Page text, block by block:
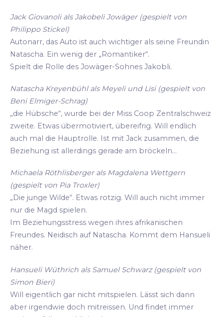
Jack Giovanoli als Jakobeli Jowäger (gespielt von
Philippo Stickel)
Autonarr, das Auto ist auch wichtiger als seine Freundin
Natascha. Ein wenig der „Romantiker“.
Spielt die Rolle des Jowäger-Sohnes Jakobli.
Natascha Kreyenbühl als Meyeli und Lisi (gespielt von
Beni Elmiger-Schrag)
„die Hübsche“, wurde bei der Miss Coop Zentralschweiz
zweite. Etwas übermotiviert, übereifrig. Will endlich
auch mal die Hauptrolle. Ist mit Jack zusammen, die
Beziehung ist allerdings gerade am bröckeln...
Michaela Röthlisberger als Magdalena Wettgern
(gespielt von Pia Troxler)
„Die junge Wilde“. Etwas rotzig. Will auch nicht immer
nur die Magd spielen.
Im Beziehungsstress wegen ihres afrikanischen
Freundes. Neidisch auf Natascha. Kommt dem Hansueli
näher.
Hansueli Wüthrich als Samuel Schwarz (gespielt von
Simon Bieri)
Will eigentlich gar nicht mitspielen. Lässt sich dann
aber irgendwie doch mitreissen. Und findet immer